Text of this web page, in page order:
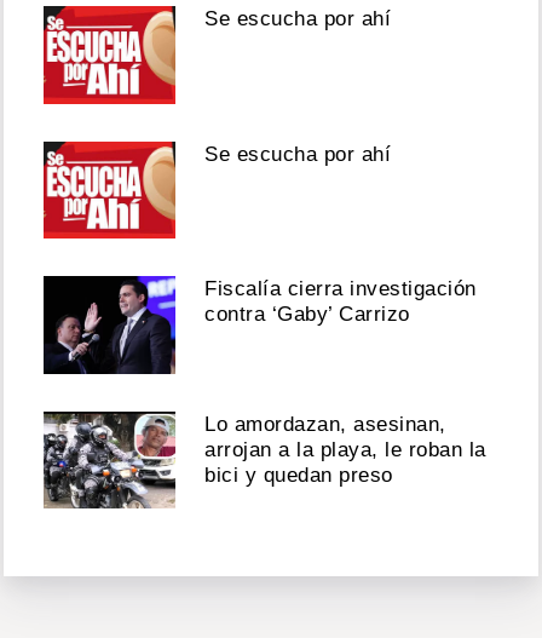
Se escucha por ahí
Se escucha por ahí
Fiscalía cierra investigación
contra ‘Gaby’ Carrizo
Lo amordazan, asesinan,
arrojan a la playa, le roban la
bici y quedan preso